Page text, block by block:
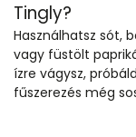
Tingly?
Használhatsz sót,
vagy füstölt
ízre vágysz,
fűszerezés még